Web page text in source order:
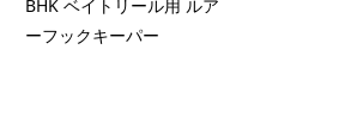
BHK ベイトリール用 ルア
ーフックキーパー